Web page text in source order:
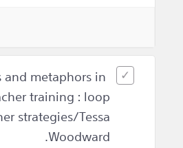
and metaphors in
training : loop
strategies/Tessa
Woodward.